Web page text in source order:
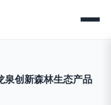
泉创新森林生态产品